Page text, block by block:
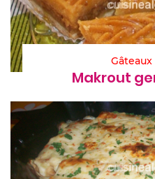
Makrout